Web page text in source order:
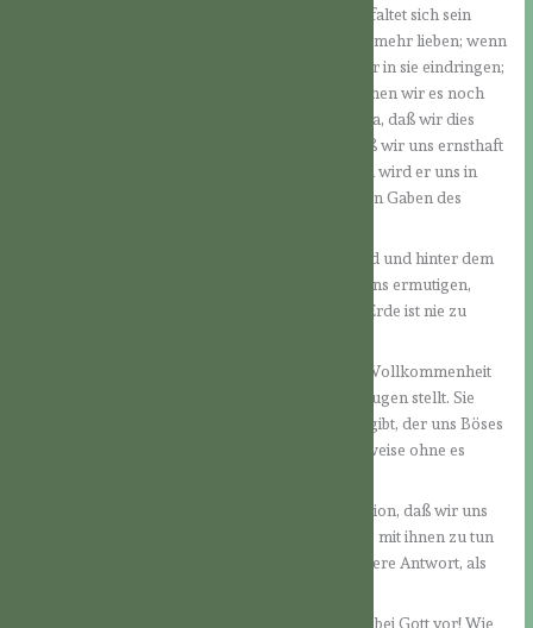
haben, auf seine Liebe antworten, denn dann entfaltet sich sein
Plan mit uns. Wenn wir lieben, können wir noch mehr lieben; wenn
wir in der Wahrheit leben, können wir noch tiefer in sie eindringen;
wenn wir dem Herrn ähnlich werden, dann können wir es noch
mehr werden. Doch erwartet der Herr nicht etwa, daß wir dies
alles schon zu Beginn vermögen. Er möchte, daß wir uns ernsthaft
danach ausstrecken, daß wir es versuchen, dann wird er uns in
allen Lebenslagen helfen, uns stützen und mit den Gaben des
Auch wird er uns trösten, wenn wir schwach sind und hinter dem
zurückbleiben, was wir erreichen wollten, und uns ermutigen,
weiterzugehen. Der Weg der Liebe hier auf der Erde ist nie zu
Eine große Herausforderung auf dem Weg der Vollkommenheit
ist die Feindesliebe, die der Herr uns heute vor Augen stellt. Sie
wird dann konkret, wenn es wirklich jemanden gibt, der uns Böses
will oder vielleicht auch Böses antut, möglicherweise ohne es
Es ist eine erste und sicher auch natürliche Reaktion, daß wir uns
von solchen Menschen zurückziehen und nichts mit ihnen zu tun
haben wollen. Das ist schon eine wesentlich bessere Antwort, als
Aber stellen wir uns eine solche Reaktion einmal bei Gott vor! Wie